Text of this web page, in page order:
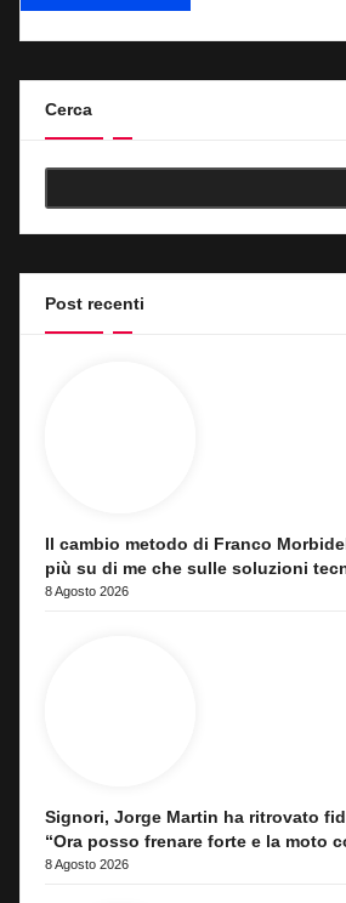
Cerca
Post recenti
Il cambio metodo di Franco
più su di me che sulle soluzioni
8 Agosto 2026
Signori, Jorge Martin ha ritrovato
“Ora posso frenare forte e la moto
8 Agosto 2026